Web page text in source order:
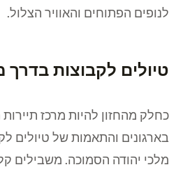
לנופים הפתוחים והאוויר הצלול.
טיולים לקבוצות בדרך
כחלק מהחזון להיות מרכז
בארגונים והתאמות של טיולים
מלכי יהודה הסמוכה. משבילים